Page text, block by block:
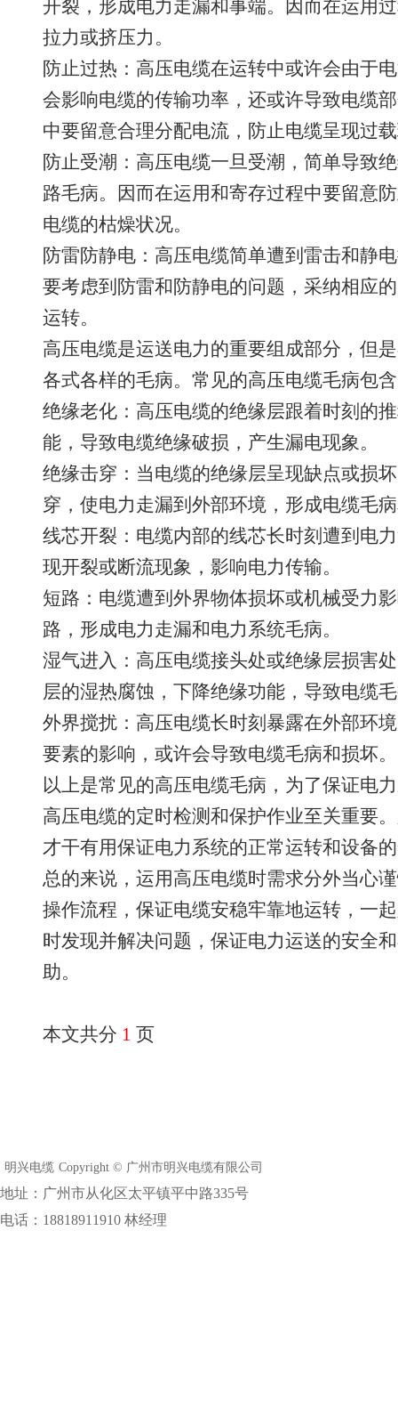
开裂，形成电力走漏和事端。因而在运用
拉力或挤压力。
防止过热：高压电缆在运转中或许会由于
会影响电缆的传输功率，还或许导致电缆
中要留意合理分配电流，防止电缆呈现过
防止受潮：高压电缆一旦受潮，简单导致
路毛病。因而在运用和寄存过程中要留意
电缆的枯燥状况。
防雷防静电：高压电缆简单遭到雷击和静
要考虑到防雷和防静电的问题，采纳相应
运转。
高压电缆是运送电力的重要组成部分，但
各式各样的毛病。常见的高压电缆毛病包
绝缘老化：高压电缆的绝缘层跟着时刻的
能，导致电缆绝缘破损，产生漏电现象。
绝缘击穿：当电缆的绝缘层呈现缺点或损
穿，使电力走漏到外部环境，形成电缆毛
线芯开裂：电缆内部的线芯长时刻遭到电
现开裂或断流现象，影响电力传输。
短路：电缆遭到外界物体损坏或机械受力
路，形成电力走漏和电力系统毛病。
湿气进入：高压电缆接头处或绝缘层损害
层的湿热腐蚀，下降绝缘功能，导致电缆
外界搅扰：高压电缆长时刻暴露在外部环
要素的影响，或许会导致电缆毛病和损坏。
以上是常见的高压电缆毛病，为了保证电
高压电缆的定时检测和保护作业至关重要
才干有用保证电力系统的正常运转和设备
总的来说，运用高压电缆时需求分外当心
操作流程，保证电缆安稳牢靠地运转，一
时发现并解决问题，保证电力运送的安全
助。
本文共分 1 页
明兴电缆 Copyright © 广州市明兴电缆有限公司
地址：广州市从化区太平镇平中路335号
电话：18818911910 林经理